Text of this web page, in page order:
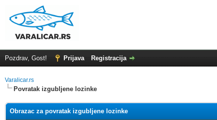
Pozdrav, Gost! Prijava Registracija
Varalicar.rs
Povratak izgubljene lozinke
Obrazac za povratak izgubljene lozinke